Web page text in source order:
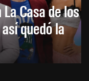
Casa de los
quedó la